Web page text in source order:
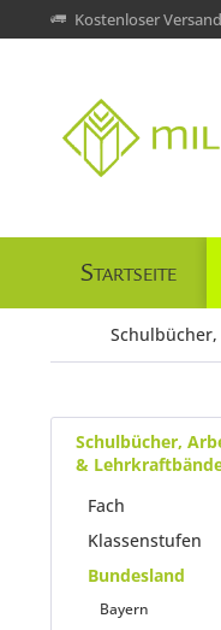
Kostenloser
Startseite
Schulbücher,
&
Fach
Klassenstufen
Bundesland
Bayern